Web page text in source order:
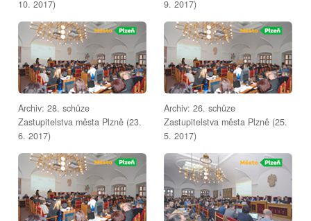
10. 2017)
9. 2017)
Archiv: 28. schůze
Zastupitelstva města Plzně (23.
6. 2017)
Archiv: 26. schůze
Zastupitelstva města Plzně (25.
5. 2017)